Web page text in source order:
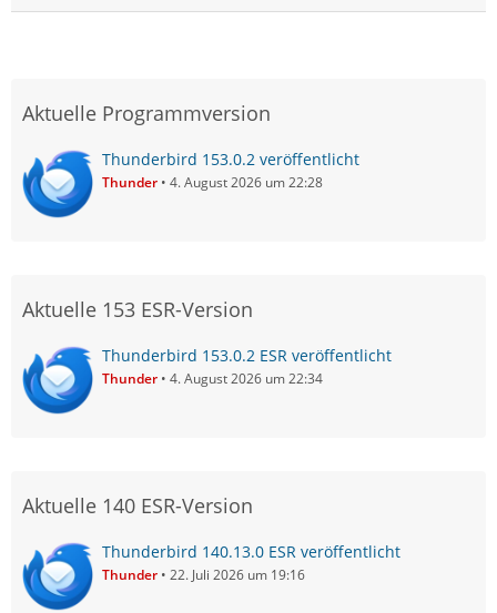
Aktuelle Programmversion
Thunderbird 153.0.2 veröffentlicht
Thunder 4. August 2026 um 22:28
Aktuelle 153 ESR-Version
Thunderbird 153.0.2 ESR veröffentlicht
Thunder 4. August 2026 um 22:34
Aktuelle 140 ESR-Version
Thunderbird 140.13.0 ESR veröffentlicht
Thunder 22. Juli 2026 um 19:16